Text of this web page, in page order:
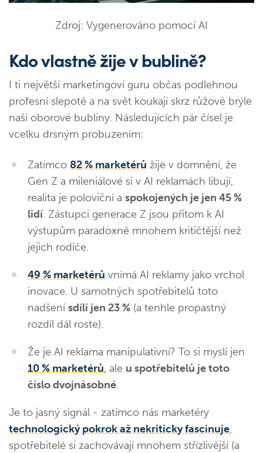
Zdroj: Vygenerováno pomocí AI
Kdo vlastně žije v bublině?
I ti největší marketingoví guru občas podlehnou
profesní slepotě a na svět koukají skrz růžové brýle
naší oborové bubliny. Následujících pár čísel je
vcelku drsným probuzením:
Zatímco 82 % marketérů žije v domnění, že
Gen Z a mileniálové si v AI reklamách libují,
realita je poloviční a spokojených je jen 45 %
lidí. Zástupci generace Z jsou přitom k AI
výstupům paradoxně mnohem kritičtější než
jejich rodiče.
49 % marketérů vnímá AI reklamy jako vrchol
inovace. U samotných spotřebitelů toto
nadšení sdílí jen 23 %(a tenhle propastný
rozdíl dál roste).
Že je AI reklama manipulativní? To si myslí jen
10 % marketérů, ale u spotřebitelů je toto
číslo dvojnásobné.
Je to jasný signál - zatímco nás marketéry
technologický pokrok až nekriticky fascinuje,
spotřebitelé si zachovávají mnohem střízlivější (a